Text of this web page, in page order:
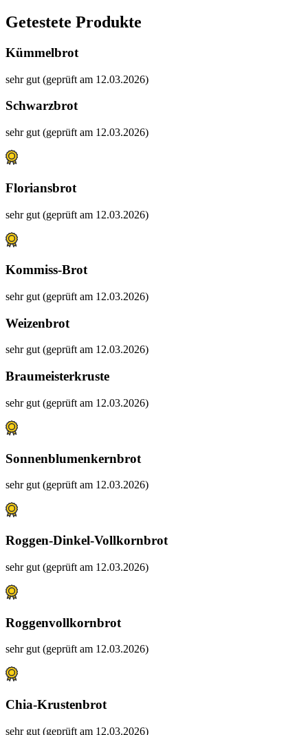
Getestete Produkte
Kümmelbrot
sehr gut (geprüft am 12.03.2026)
Schwarzbrot
sehr gut (geprüft am 12.03.2026)
Floriansbrot
sehr gut (geprüft am 12.03.2026)
Kommiss-Brot
sehr gut (geprüft am 12.03.2026)
Weizenbrot
sehr gut (geprüft am 12.03.2026)
Braumeisterkruste
sehr gut (geprüft am 12.03.2026)
Sonnenblumenkernbrot
sehr gut (geprüft am 12.03.2026)
Roggen-Dinkel-Vollkornbrot
sehr gut (geprüft am 12.03.2026)
Roggenvollkornbrot
sehr gut (geprüft am 12.03.2026)
Chia-Krustenbrot
sehr gut (geprüft am 12.03.2026)